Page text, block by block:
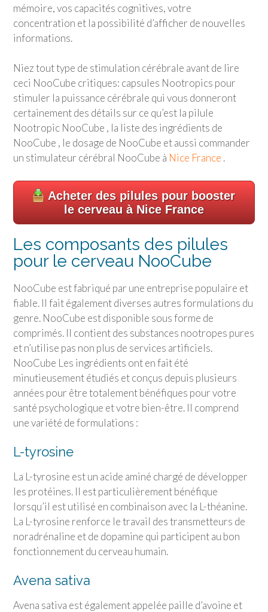
mémoire, vos capacités cognitives, votre
concentration et la possibilité d’afficher de nouvelles
informations.
Niez tout type de stimulation cérébrale avant de lire
ceci NooCube critiques: capsules Nootropics pour
stimuler la puissance cérébrale qui vous donneront
certainement des détails sur ce qu’est la pilule
Nootropic NooCube , la liste des ingrédients de
NooCube , le dosage de NooCube et aussi commander
un stimulateur cérébral NooCube à Nice France .
Acheter des pilules pour booster
le cerveau à Nice France
Les composants des pilules
pour le cerveau NooCube
NooCube est fabriqué par une entreprise populaire et
fiable. Il fait également diverses autres formulations du
genre. NooCube est disponible sous forme de
comprimés. Il contient des substances nootropes pures
et n’utilise pas non plus de services artificiels.
NooCube Les ingrédients ont en fait été
minutieusement étudiés et conçus depuis plusieurs
années pour être totalement bénéfiques pour votre
santé psychologique et votre bien-être. Il comprend
une variété de formulations :
L-tyrosine
La L-tyrosine est un acide aminé chargé de développer
les protéines. Il est particulièrement bénéfique
lorsqu’il est utilisé en combinaison avec la L-théanine.
La L-tyrosine renforce le travail des transmetteurs de
noradrénaline et de dopamine qui participent au bon
fonctionnement du cerveau humain.
Avena sativa
Avena sativa est également appelée paille d’avoine et